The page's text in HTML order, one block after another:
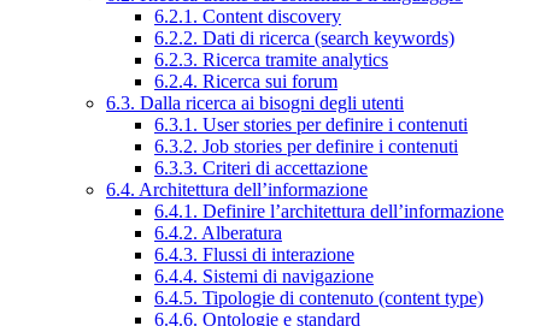
6.2.1. Content discovery
6.2.2. Dati di ricerca (search keywords)
6.2.3. Ricerca tramite analytics
6.2.4. Ricerca sui forum
6.3. Dalla ricerca ai bisogni degli utenti
6.3.1. User stories per definire i contenuti
6.3.2. Job stories per definire i contenuti
6.3.3. Criteri di accettazione
6.4. Architettura dell’informazione
6.4.1. Definire l’architettura dell’informazione
6.4.2. Alberatura
6.4.3. Flussi di interazione
6.4.4. Sistemi di navigazione
6.4.5. Tipologie di contenuto (content type)
6.4.6. Ontologie e standard